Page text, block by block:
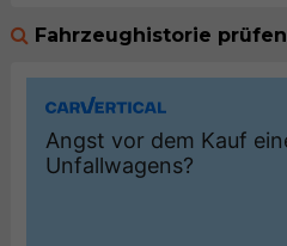
Fahrzeughistorie prüfen